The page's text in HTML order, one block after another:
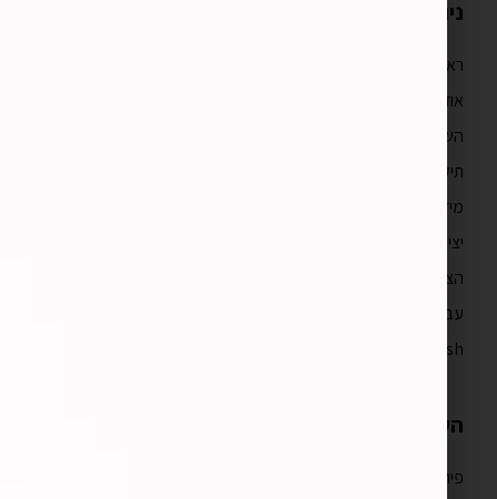
ניווט מהיר
ראשי
אודות
השירותים שלנו
תיק עבודות
מידע מקצועי
יצירת קשר
הצהרת נגישות
עברית
English
השירותים שלנו
פיתוח אפליקציות לאייפון